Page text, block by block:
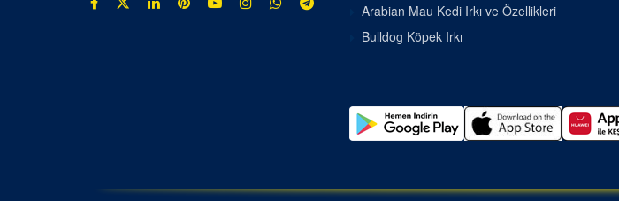
Arabian Mau Kedi Irkı ve Özellikleri
Bulldog Köpek Irkı